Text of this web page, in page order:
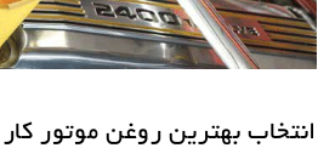
انتخاب بهترین روغن موتور